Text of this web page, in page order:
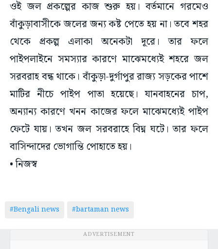
ওই জল প্রকল্পের কাজ শুরু হয়। বর্তমানে গরমেও
বাঁকুড়াবাসীকে জলের জন্য কষ্ট পেতে হয় না। তবে শহর
থেকে প্রকল্প এলাকা অনেকটা দূরে। তার ফলে
পাইপলাইনে সমস্যার কারণে মাঝেমধ্যেই শহরে জল
সরবরাহ বন্ধ থাকে। বাঁকুড়া-দুর্গাপুর রাজ্য সড়কের পাশে
মাটির নীচে পাইপ পাতা হয়েছে। যানবাহনের চাপ,
অন্যান্য কারণে খনন কাজের ফলে মাঝেমধ্যেই পাইপ
ফেটে যায়। তখন জল সরবরাহে বিঘ্ন ঘটে। তার ফলে
বাসিন্দাদের ভোগান্তি পোহাতে হয়।
• নিজস্ব
#Bengali news #bartaman news
ADVERTISEMENT